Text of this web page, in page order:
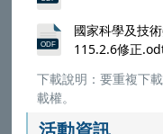
國家科學及技
115.2.6修正
下載說明：要重複下
載權。